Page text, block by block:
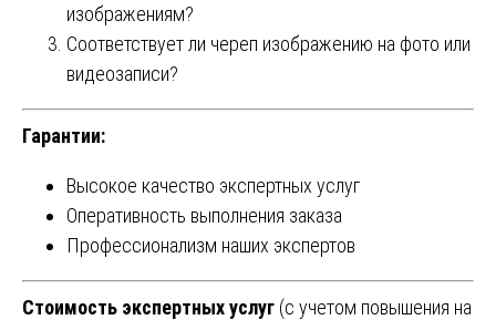
изображениям?
Соответствует ли череп изображению на фото или
видеозаписи?
Гарантии:
Высокое качество экспертных услуг
Оперативность выполнения заказа
Профессионализм наших экспертов
Стоимость экспертных услуг (с учетом повышения на